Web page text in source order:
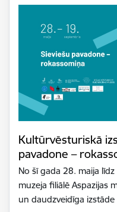
Kultūrvēsturiskā
pavadone –
No šī gada 28. maija
muzeja filiālē Aspazijas
un daudzveidīga izstāde